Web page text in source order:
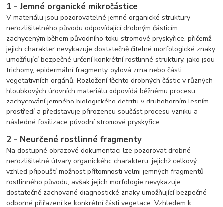
1 - Jemné organické mikročástice
V materiálu jsou pozorovatelné jemné organické struktury
nerozlišitelného původu odpovídající drobným částicím
zachyceným během původního toku stromové pryskyřice, přičemž
jejich charakter nevykazuje dostatečně čitelné morfologické znaky
umožňující bezpečné určení konkrétní rostlinné struktury, jako jsou
trichomy, epidermální fragmenty, pylová zrna nebo části
vegetativních orgánů. Rozložení těchto drobných částic v různých
hloubkových úrovních materiálu odpovídá běžnému procesu
zachycování jemného biologického detritu v druhohorním lesním
prostředí a představuje přirozenou součást procesu vzniku a
následné fosilizace původní stromové pryskyřice.
2 - Neurčené rostlinné fragmenty
Na dostupné obrazové dokumentaci lze pozorovat drobné
nerozlišitelné útvary organického charakteru, jejichž celkový
vzhled připouští možnost přítomnosti velmi jemných fragmentů
rostlinného původu, avšak jejich morfologie nevykazuje
dostatečně zachované diagnostické znaky umožňující bezpečné
odborné přiřazení ke konkrétní části vegetace. Vzhledem k